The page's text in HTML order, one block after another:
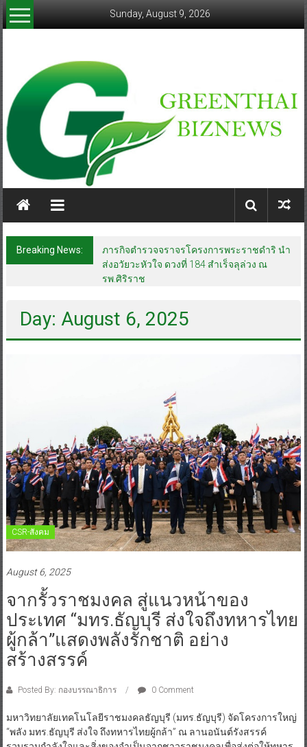
Skip
to
Sunday, August 9, 2026
greenthaibiznews.com
Breaking News:
ภารกิจตำรวจจราจรโครงการพระราชดำริ นำ
ส่งอวัยวะหัวใจ ดวงที่ 184 สำเร็จลุล่วง ณ
รพ.ศิริราช
Day: August 6, 2025
CSR-สังคม
August 6, 2025
จากรั้วราชมงคล สู่แนวหน้าของ
ประเทศ “มทร.ธัญบุรี ส่งใจถึงทหารไทย
ผู้กล้า”แสดงพลังรักชาติ อย่าง
สร้างสรรค์
Posted By: กองบรรณาธิการ 0 Comment
มหาวิทยาลัยเทคโนโลยีราชมงคลธัญบุรี (มทร.ธัญบุรี) จัดโครงการใหญ่
“พลัง มทร.ธัญบุรี ส่งใจ ถึงทหารไทยผู้กล้า” ณ ลานอนันต์รังสรรค์